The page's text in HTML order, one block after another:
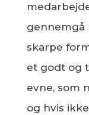
gennemgå
skarpe
et godt og
evne, som
og hvis